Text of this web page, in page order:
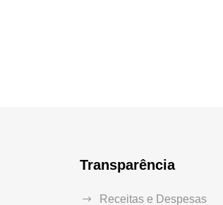
Transparência
Receitas e Despesas